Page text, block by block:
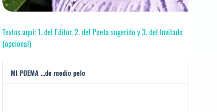
Textos aquí: 1. del Editor, 2. del Poeta sugerido y 3. del Invitado
(opcional)
MI POEMA …de medio pelo